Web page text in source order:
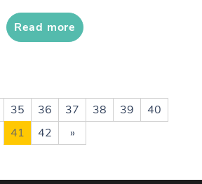
Read more
35 36 37 38 39
40
41
42 »